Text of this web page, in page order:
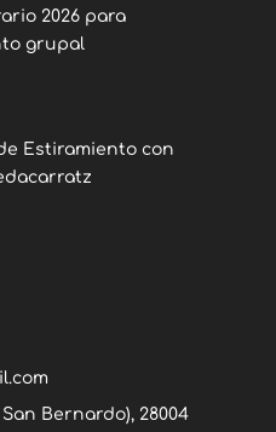
2026 para
grupal
Estiramiento con
San Bernardo), 28004